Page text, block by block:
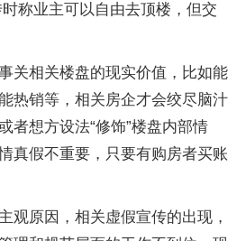
称业主可以自由去顶楼，但交
关相关楼盘的现实价值，比如能
热销等，相关房企才会绞尽脑汁
者想方设法“修饰”楼盘内部情
真假不重要，只要有购房者买账
观原因，相关虚假宣传的出现，